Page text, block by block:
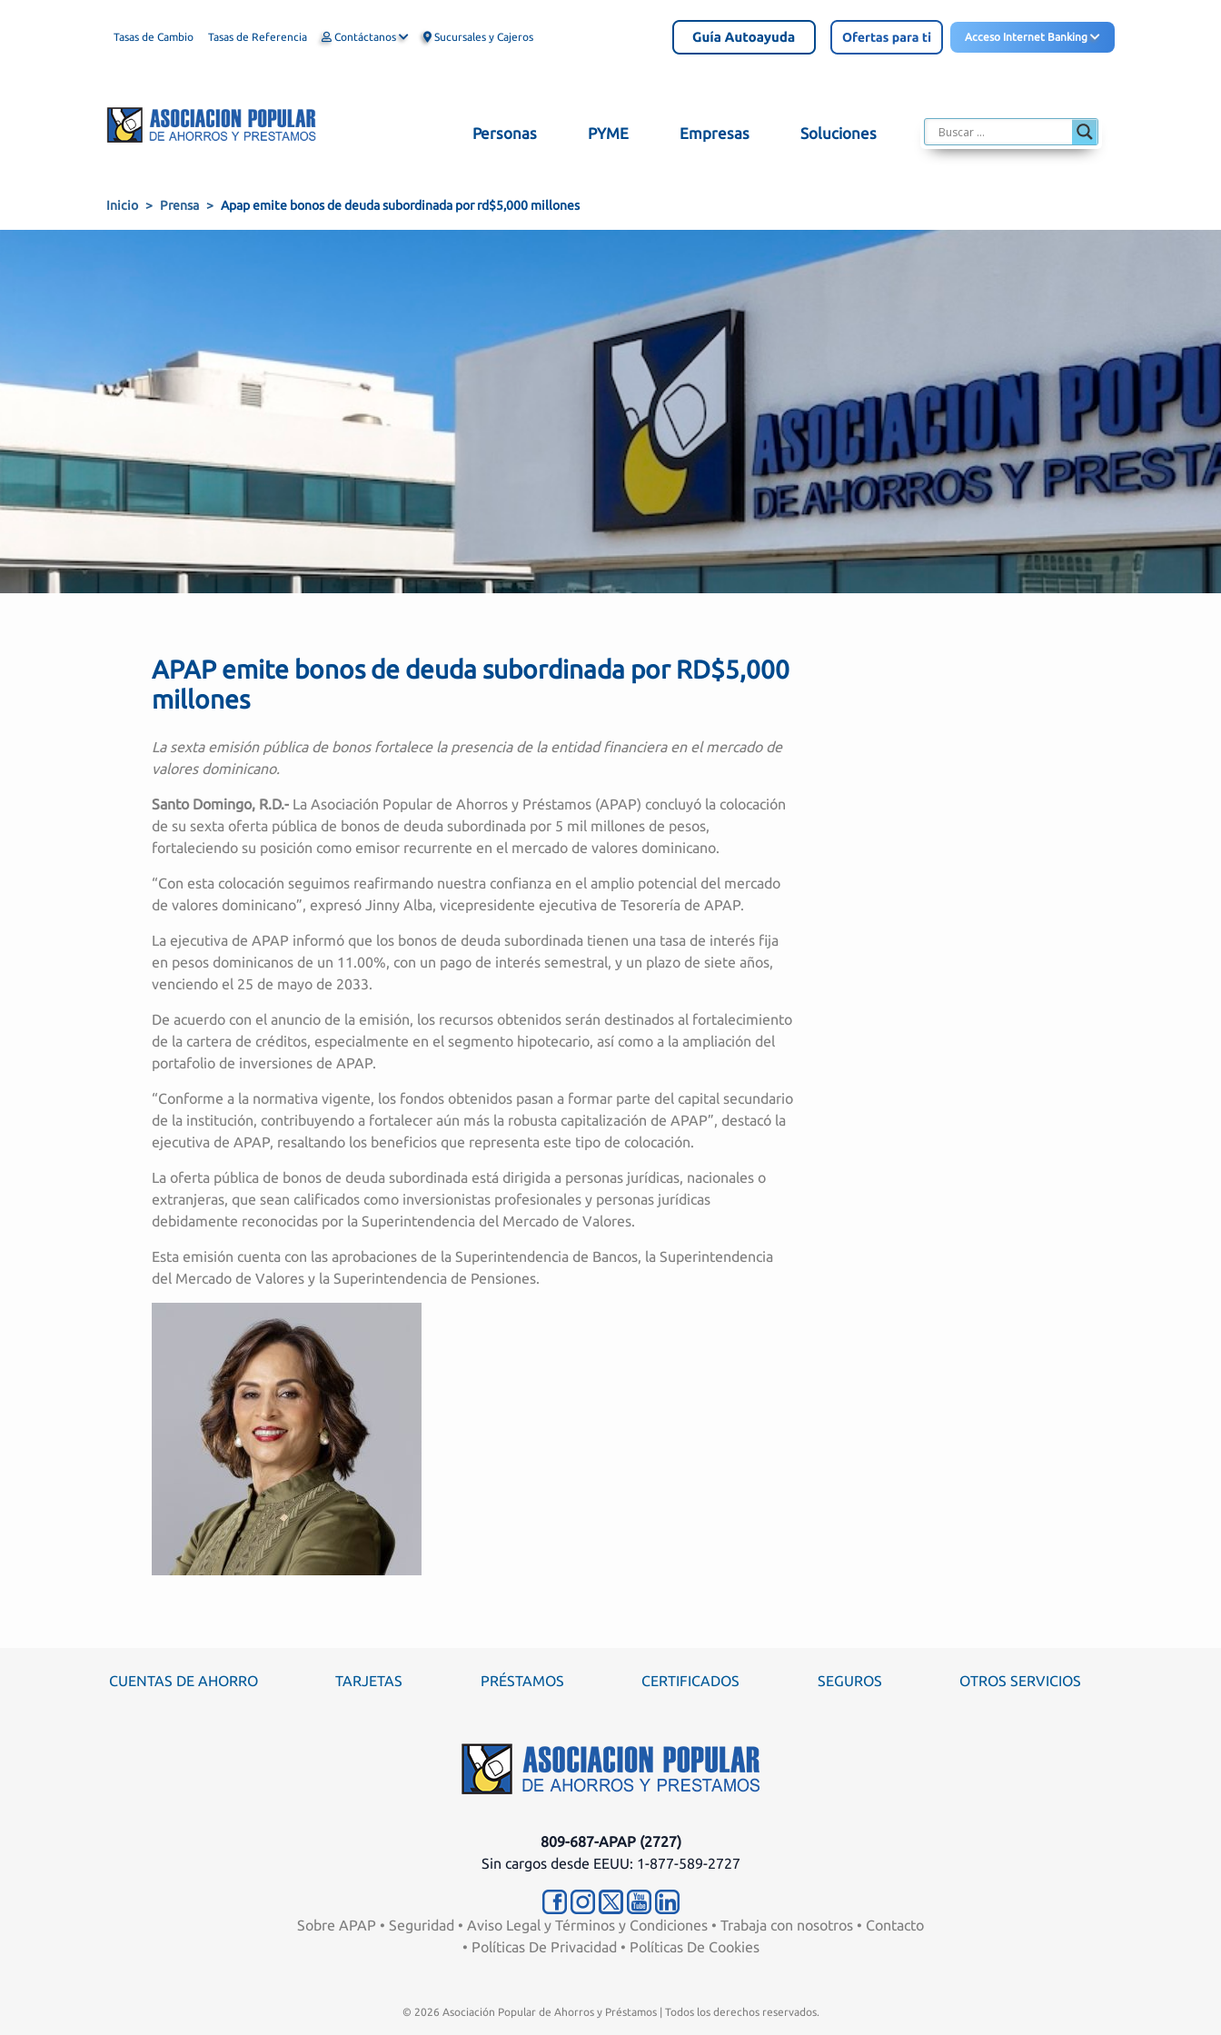
Tasas de Cambio Tasas de Referencia Contáctanos Sucursales y Cajeros Acceso Internet Banking
Personas PYME Empresas Soluciones
Inicio Prensa Apap emite bonos de deuda subordinada por rd$5,000 millones
APAP emite bonos de deuda subordinada por RD$5,000
millones
La sexta emisión pública de bonos fortalece la presencia de la entidad financiera en el mercado de
valores dominicano.
Santo Domingo, R.D.- La Asociación Popular de Ahorros y Préstamos (APAP) concluyó la colocación
de su sexta oferta pública de bonos de deuda subordinada por 5 mil millones de pesos,
fortaleciendo su posición como emisor recurrente en el mercado de valores dominicano.
“Con esta colocación seguimos reafirmando nuestra confianza en el amplio potencial del mercado
de valores dominicano”, expresó Jinny Alba, vicepresidente ejecutiva de Tesorería de APAP.
La ejecutiva de APAP informó que los bonos de deuda subordinada tienen una tasa de interés fija
en pesos dominicanos de un 11.00%, con un pago de interés semestral, y un plazo de siete años,
venciendo el 25 de mayo de 2033.
De acuerdo con el anuncio de la emisión, los recursos obtenidos serán destinados al fortalecimiento
de la cartera de créditos, especialmente en el segmento hipotecario, así como a la ampliación del
portafolio de inversiones de APAP.
“Conforme a la normativa vigente, los fondos obtenidos pasan a formar parte del capital secundario
de la institución, contribuyendo a fortalecer aún más la robusta capitalización de APAP”, destacó la
ejecutiva de APAP, resaltando los beneficios que representa este tipo de colocación.
La oferta pública de bonos de deuda subordinada está dirigida a personas jurídicas, nacionales o
extranjeras, que sean calificados como inversionistas profesionales y personas jurídicas
debidamente reconocidas por la Superintendencia del Mercado de Valores.
Esta emisión cuenta con las aprobaciones de la Superintendencia de Bancos, la Superintendencia
del Mercado de Valores y la Superintendencia de Pensiones.
CUENTAS DE AHORRO TARJETAS PRÉSTAMOS CERTIFICADOS SEGUROS OTROS SERVICIOS
809-687-APAP (2727)
Sin cargos desde EEUU: 1-877-589-2727
Sobre APAP • Seguridad • Aviso Legal y Términos y Condiciones • Trabaja con nosotros • Contacto
• Políticas De Privacidad • Políticas De Cookies
© 2026 Asociación Popular de Ahorros y Préstamos | Todos los derechos reservados.